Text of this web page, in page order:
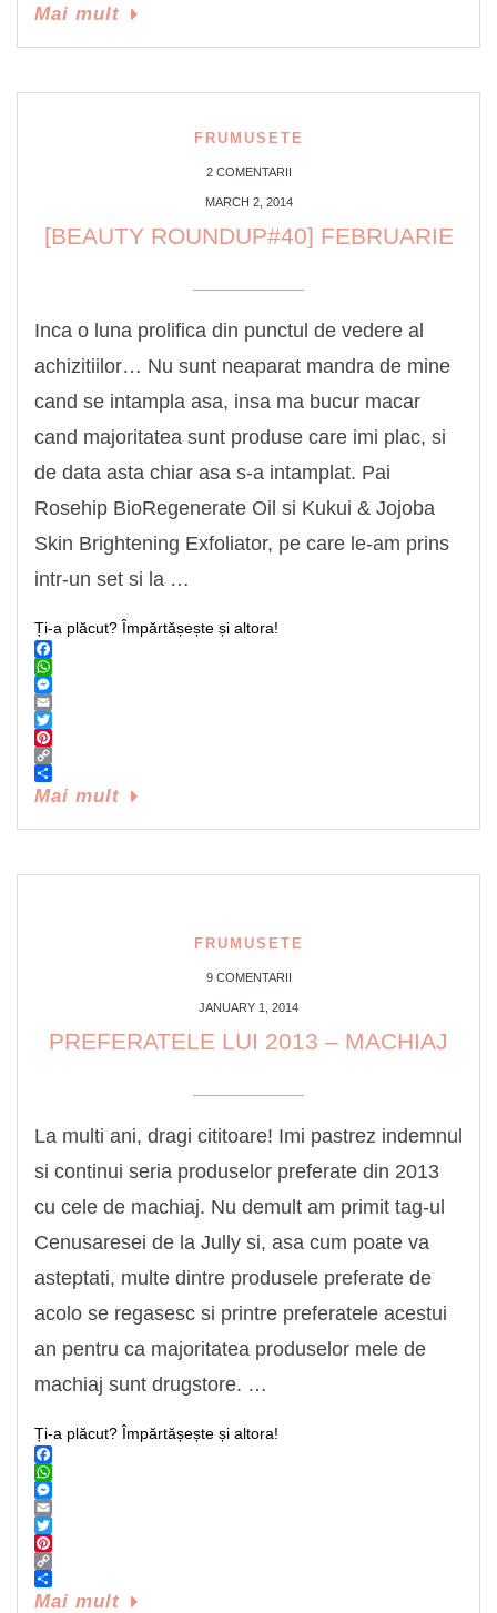
Link
Share
Mai mult
FRUMUSETE
2 COMENTARII
MARCH 2, 2014
[BEAUTY ROUNDUP#40] FEBRUARIE
Inca o luna prolifica din punctul de vedere al
achizitiilor… Nu sunt neaparat mandra de mine
cand se intampla asa, insa ma bucur macar
cand majoritatea sunt produse care imi plac, si
de data asta chiar asa s-a intamplat. Pai
Rosehip BioRegenerate Oil si Kukui & Jojoba
Skin Brightening Exfoliator, pe care le-am prins
intr-un set si la …
Ți-a plăcut? Împărtășește și altora!
Facebook
WhatsApp
Messenger
Email
Twitter
Pinterest
Copy
Link
Share
Mai mult
FRUMUSETE
9 COMENTARII
JANUARY 1, 2014
PREFERATELE LUI 2013 – MACHIAJ
La multi ani, dragi cititoare! Imi pastrez indemnul
si continui seria produselor preferate din 2013
cu cele de machiaj. Nu demult am primit tag-ul
Cenusaresei de la Jully si, asa cum poate va
asteptati, multe dintre produsele preferate de
acolo se regasesc si printre preferatele acestui
an pentru ca majoritatea produselor mele de
machiaj sunt drugstore. …
Ți-a plăcut? Împărtășește și altora!
Facebook
WhatsApp
Messenger
Email
Twitter
Pinterest
Copy
Link
Share
Mai mult